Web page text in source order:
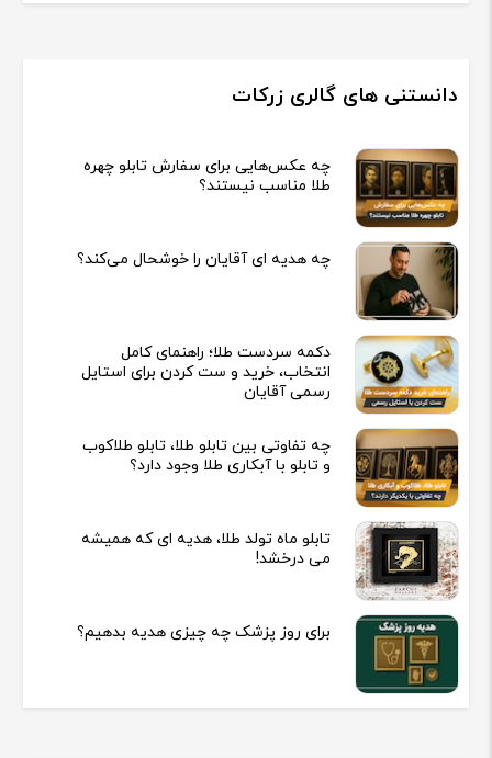
دانستنی های گالری زرکات
چه عکس‌هایی برای سفارش تابلو چهره
طلا مناسب نیستند؟
چه هدیه‌ ای آقایان را خوشحال می‌کند؟
دکمه سردست طلا؛ راهنمای کامل
انتخاب، خرید و ست کردن برای استایل
رسمی آقایان
چه تفاوتی بین تابلو طلا، تابلو طلاکوب
و تابلو با آبکاری طلا وجود دارد؟
تابلو ماه تولد طلا، هدیه ای که همیشه
می درخشد!
برای روز پزشک چه چیزی هدیه بدهیم؟